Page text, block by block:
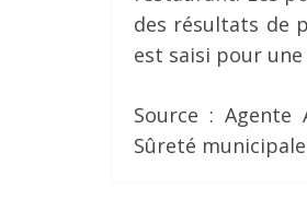
des résultats de
est saisi pour
Source : Agente
Sûreté